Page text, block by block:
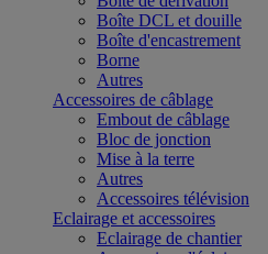
Boîte DCL et douille
Boîte d'encastrement
Borne
Autres
Accessoires de câblage
Embout de câblage
Bloc de jonction
Mise à la terre
Autres
Accessoires télévision
Eclairage et accessoires
Eclairage de chantier